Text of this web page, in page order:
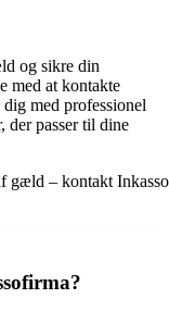
og sikre din
med at kontakte
med professionel
der passer til dine
gæld – kontakt Inkasso